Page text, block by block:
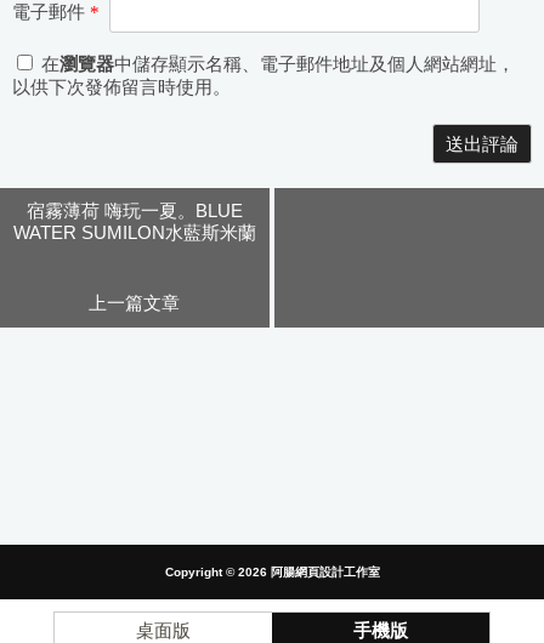
電子郵件 *
在瀏覽器中儲存顯示名稱、電子郵件地址及個人網站網址，
以供下次發佈留言時使用。
宿霧薄荷 嗨玩一夏。BLUE
WATER SUMILON水藍斯米蘭
上一篇文章
Copyright © 2026 阿腸網頁設計工作室
桌面版 手機版